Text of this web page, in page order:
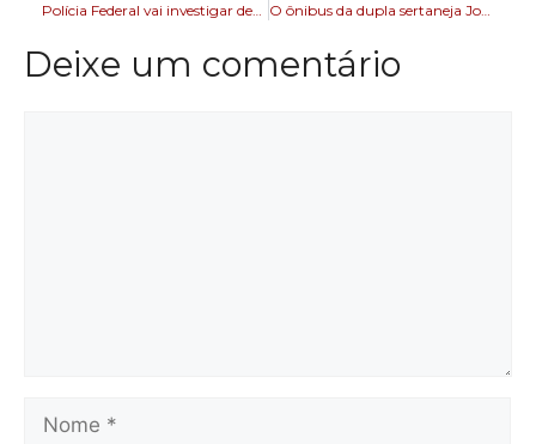
Polícia Federal vai investigar denúncias contra Silvio Almeida O ônibus da dupla sertaneja João Neto & Frederico sofreu acidente em Minas Gerais
Deixe um comentário